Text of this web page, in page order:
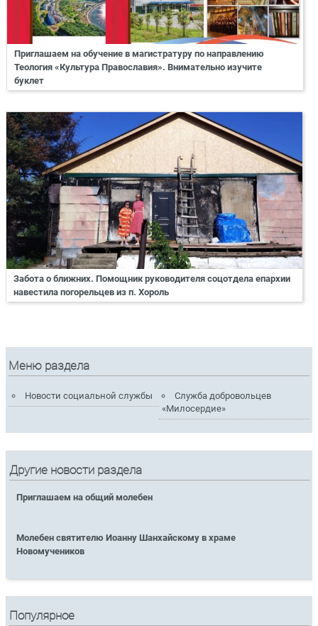
Приглашаем на обучение в магистратуру по направлению
Теология «Культура Православия». Внимательно изучите
буклет
Забота о ближних. Помощник руководителя соцотдела епархии
навестила погорельцев из п. Хороль
Меню раздела
Новости социальной службы
Служба добровольцев
«Милосердие»
Другие новости раздела
Приглашаем на общий молебен
Молебен святителю Иоанну Шанхайскому в храме
Новомучеников
Популярное